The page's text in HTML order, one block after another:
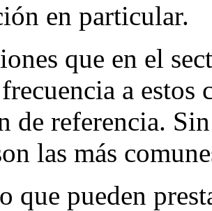
en particular.
que en el
a estos
de referencia.
las más
que pueden